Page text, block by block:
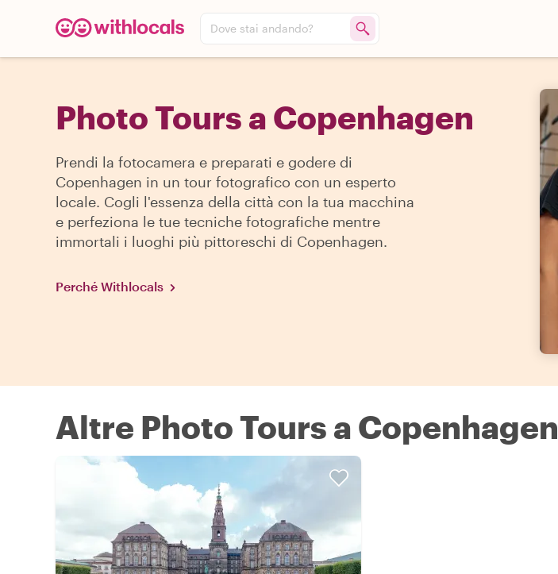
Dove stai andando?
Photo Tours a Copenhagen
Prendi la fotocamera e preparati e godere di
Copenhagen in un tour fotografico con un esperto
locale. Cogli l'essenza della città con la tua macchina
e perfeziona le tue tecniche fotografiche mentre
immortali i luoghi più pittoreschi di Copenhagen.
Perché Withlocals
Altre Photo Tours a Copenhagen